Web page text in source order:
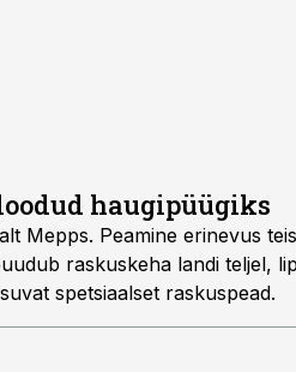
haugipüügiks
Mepps. Peamine erinevus
raskuskeha landi teljel,
spetsiaalset raskuspead.